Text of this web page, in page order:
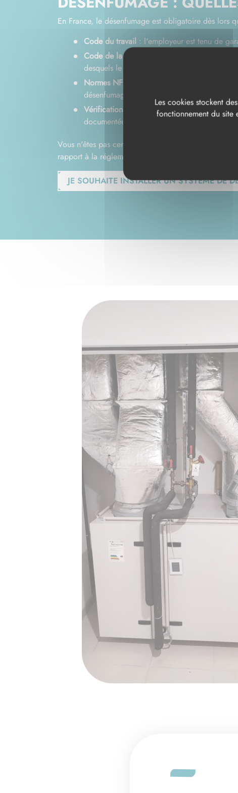
En France, le désenfumage est obligatoire dès
Code du travail : l'employeur est tenu de
Code de la construction et de l'habitation
:
desquels le désenfumage devient obligatoire
Normes NF S 61-932, NF S 61-933 et NF EN
désenfumage
Vérifications périodiques obligatoires : tout
documentées et disponibles en cas de contrôle
Vous n'êtes pas certain des obligations qui
rapport à la réglementation en vigueur.
JE SOUHAITE INSTALLER UN SYSTÈME DE
Les cookies stockent
fonctionnement du site